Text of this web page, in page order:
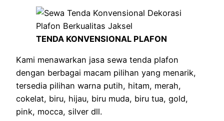
TENDA KONVENSIONAL PLAFON
Kami menawarkan jasa sewa tenda plafon
dengan berbagai macam pilihan yang menarik,
tersedia pilihan warna putih, hitam, merah,
cokelat, biru, hijau, biru muda, biru tua, gold,
pink, mocca, silver dll.